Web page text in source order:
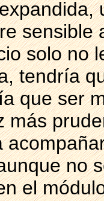
sensible
solo no
tendría
que ser
más
no
el